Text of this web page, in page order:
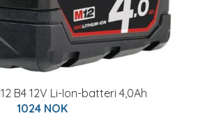
B4 12V Li-Ion-batteri 4,0Ah
1024 NOK